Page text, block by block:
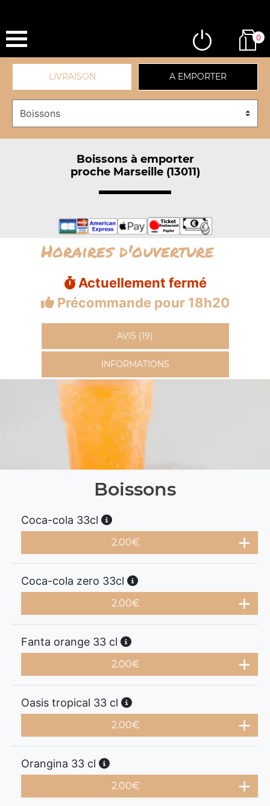
0
LIVRAISON A EMPORTER
Boissons à emporter
proche Marseille (13011)
Horaires d'ouverture
Actuellement fermé
Précommande pour 18h20
AVIS (19)
INFORMATIONS
Boissons
Coca-cola 33cl
2.00€
Coca-cola zero 33cl
2.00€
Fanta orange 33 cl
2.00€
Oasis tropical 33 cl
2.00€
Orangina 33 cl
2.00€